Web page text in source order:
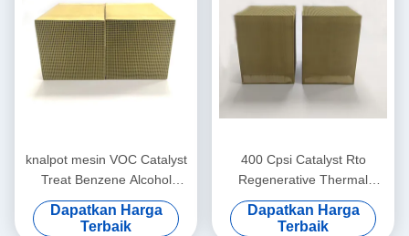
knalpot mesin VOC Catalyst
Treat Benzene Alcohol
Aldehyde Alkane
100x100x50mm
Dapatkan Harga
Terbaik
400 Cpsi Catalyst Rto
Regenerative Thermal
Oxidizer Perawatan
Pembakaran Aliran Kecil
Dapatkan Harga
Terbaik